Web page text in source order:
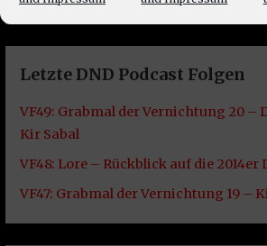
Letzte DND Podcast Folgen
VF49: Grabmal der Vernichtung 20 –
Kir Sabal
VF48: Lore – Rückblick auf die 2014er
VF47: Grabmal der Vernichtung 19 –